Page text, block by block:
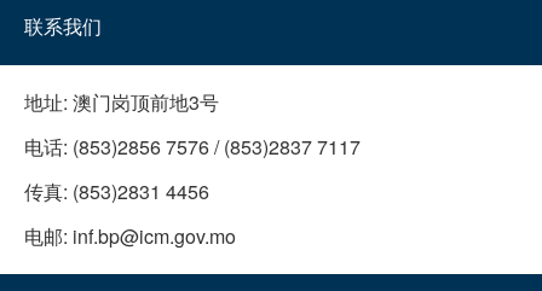
联系我们
地址: 澳门岗顶前地3号
电话: (853)2856 7576 / (853)2837 7117
传真: (853)2831 4456
电邮: inf.bp@icm.gov.mo